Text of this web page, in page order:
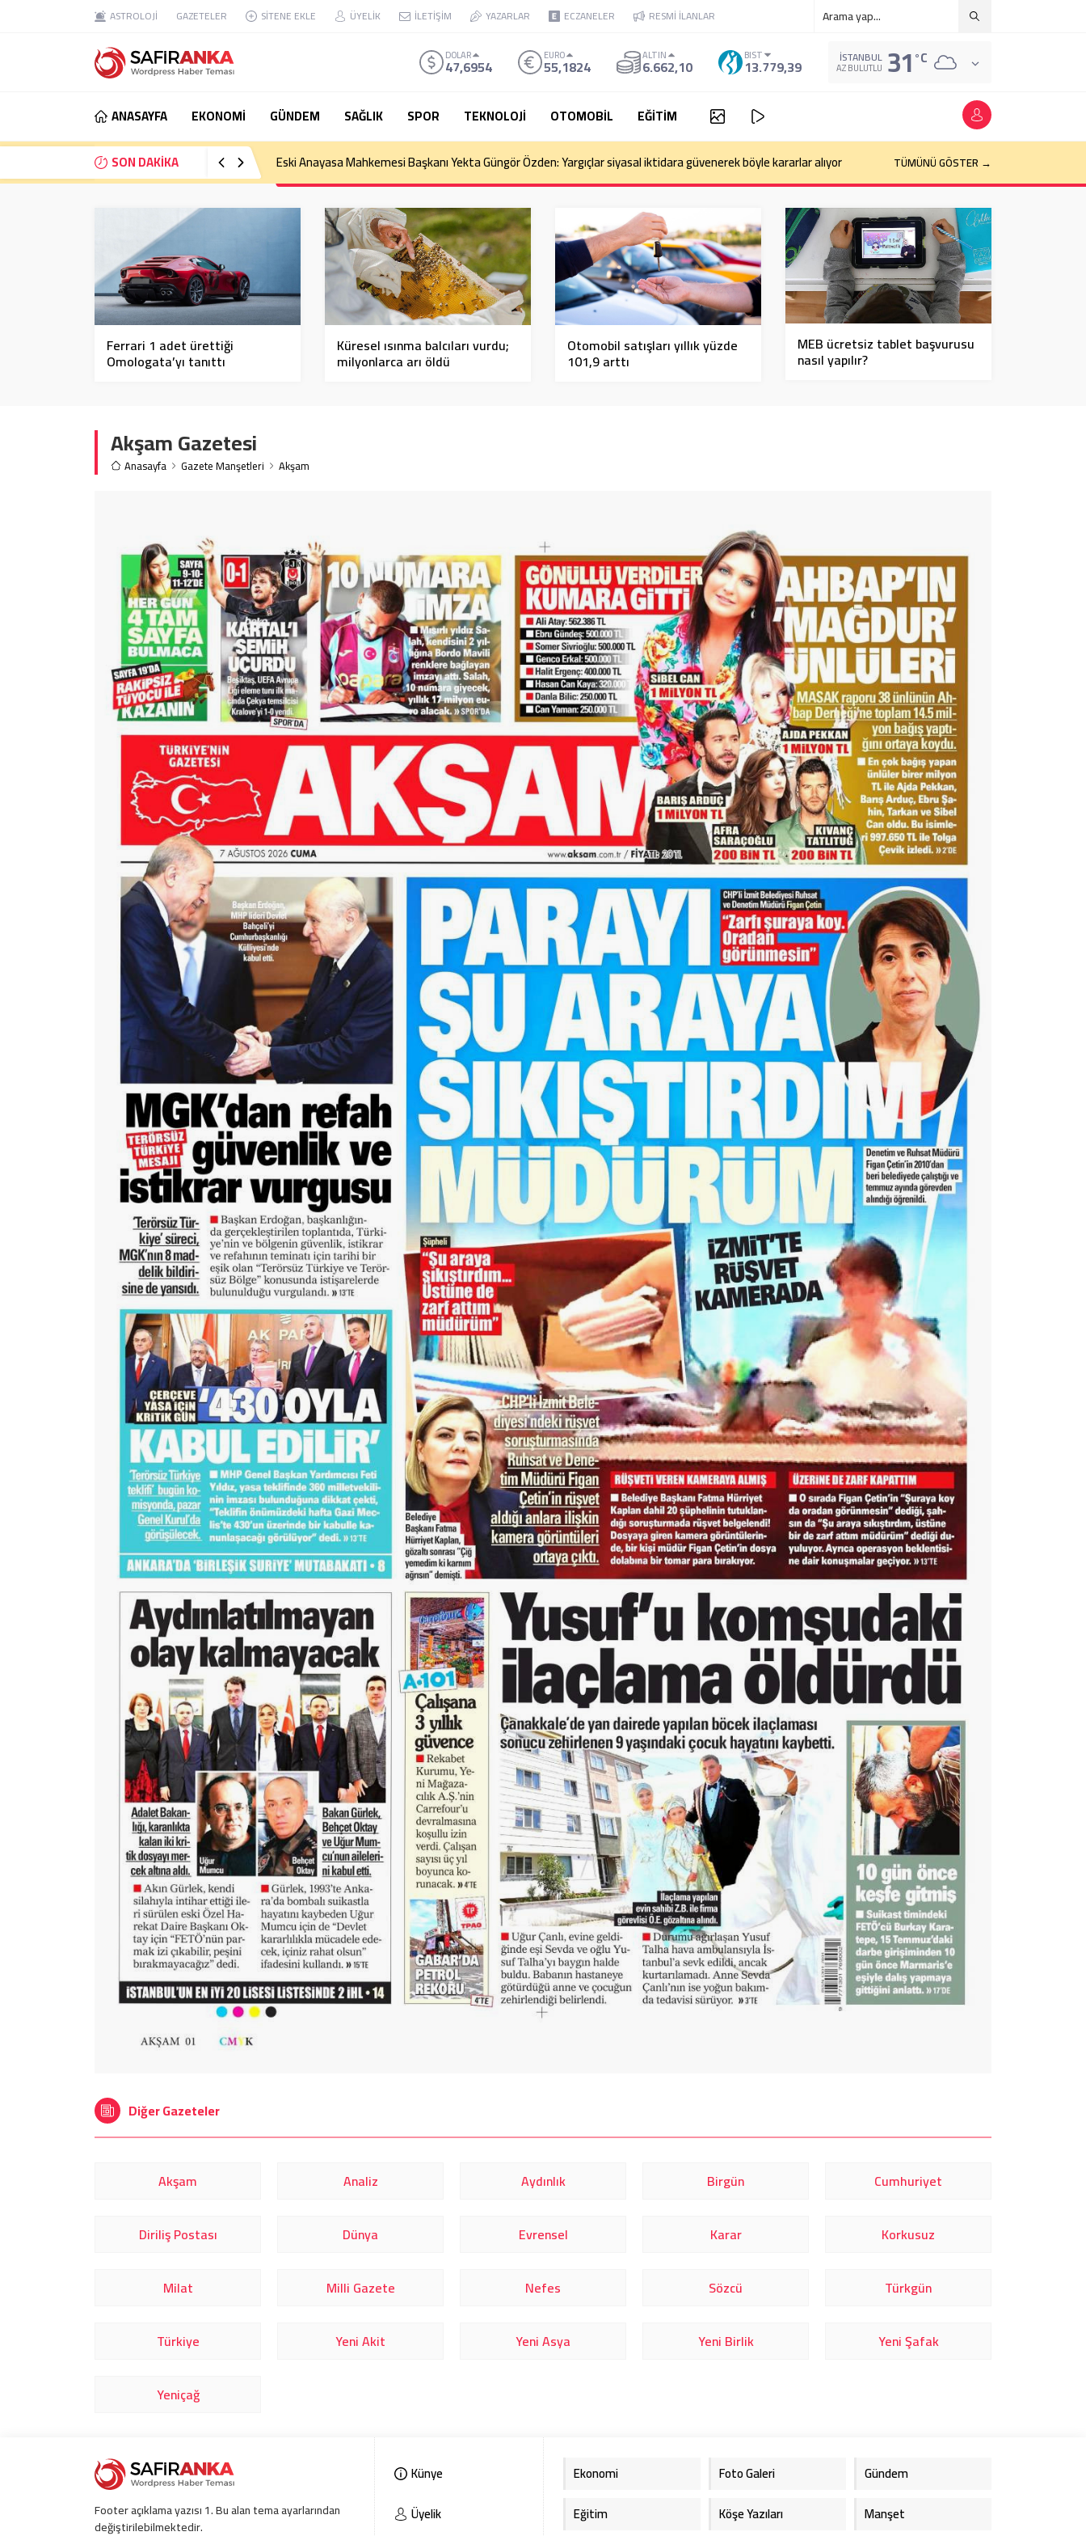
ASTROLOJİ GAZETELER SİTENE EKLE ÜYELİK İLETİŞİM YAZARLAR ECZANELER RESMİ İLANLAR
DOLAR
47,6954 EURO
55,1824 ALTIN
6.662,10 BIST
13.779,39 İSTANBUL
AZ BULUTLU 31°C
ANASAYFA EKONOMİ GÜNDEM SAĞLIK SPOR TEKNOLOJİ OTOMOBİL
EĞİTİM
SON DAKİKA
Eski Anayasa Mahkemesi Başkanı Yekta Güngör Özden: Yargıçlar siyasal iktidara güvenerek böyle kararlar alıyor TÜMÜNÜ GÖSTER →
Ferrari 1 adet ürettiği
Omologata’yı tanıttı
Küresel ısınma balcıları vurdu;
milyonlarca arı öldü
Otomobil satışları yıllık yüzde
101,9 arttı
MEB ücretsiz tablet başvurusu
nasıl yapılır?
Akşam Gazetesi
Anasayfa Gazete Manşetleri Akşam
Diğer Gazeteler
Akşam Analiz Aydınlık Birgün Cumhuriyet
Diriliş Postası Dünya Evrensel Karar Korkusuz
Milat Milli Gazete Nefes Sözcü Türkgün
Türkiye Yeni Akit Yeni Asya Yeni Birlik Yeni Şafak
Yeniçağ
Footer açıklama yazısı 1. Bu alan tema ayarlarından
değiştirilebilmektedir.
Künye
Üyelik
Ekonomi Foto Galeri
Gündem
Eğitim
Köşe Yazıları Manşet